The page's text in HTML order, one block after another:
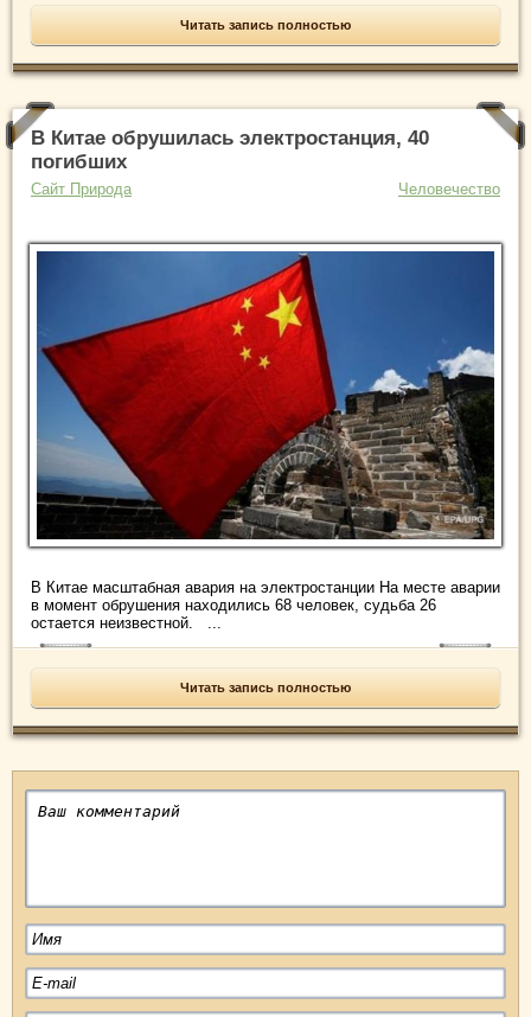
Читать запись полностью
В Китае обрушилась электростанция, 40
погибших
Сайт Природа Человечество
В Китае масштабная авария на электростанции На месте аварии
в момент обрушения находились 68 человек, судьба 26
остается неизвестной. ...
Читать запись полностью